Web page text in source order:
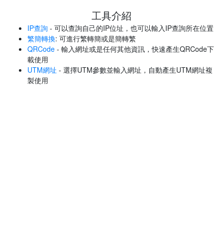
工具介紹
IP查詢 - 可以查詢自己的IP位址，也可以輸入IP查詢所在位置
繁簡轉換: 可進行繁轉簡或是簡轉繁
QRCode - 輸入網址或是任何其他資訊，快速產生QRCode下
載使用
UTM網址 - 選擇UTM參數並輸入網址，自動產生UTM網址複
製使用